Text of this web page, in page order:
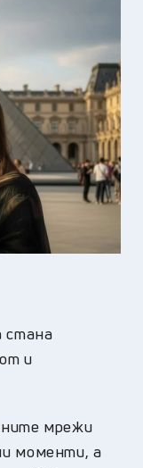
стана
и
мрежи
моменти, а